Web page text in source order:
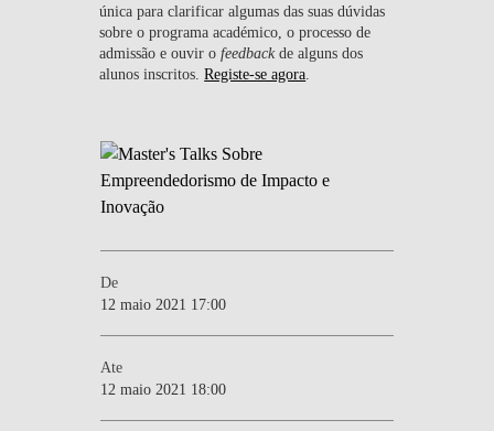
única para clarificar algumas das suas dúvidas
sobre o programa académico, o processo de
admissão e ouvir ofeedbackde alguns dos
alunos inscritos.Registe-se agora
De
12 maio 2021 17:00
Ate
12 maio 2021 18:00